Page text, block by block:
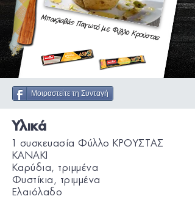
Μπακλαβάς Παγωτό με Φύλλο Κρούστας
Μοιραστείτε τη Συνταγή
Υλικά
1 συσκευασία Φύλλο ΚΡΟΥΣΤΑΣ
KANAKI
Καρύδια, τριμμένα
Φυστίκια, τριμμένα
Ελαιόλαδο